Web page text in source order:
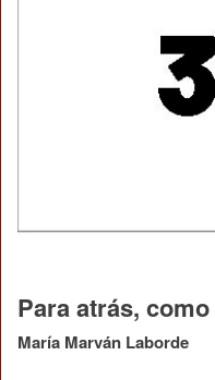
Para atrás,
María Marván Laborde